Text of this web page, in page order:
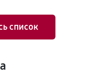
список